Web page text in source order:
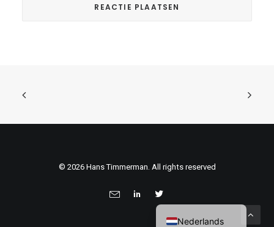
© 2026 Hans Timmerman. All rights reserved
Nederlands